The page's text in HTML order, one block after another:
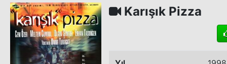
Karışık Pizza